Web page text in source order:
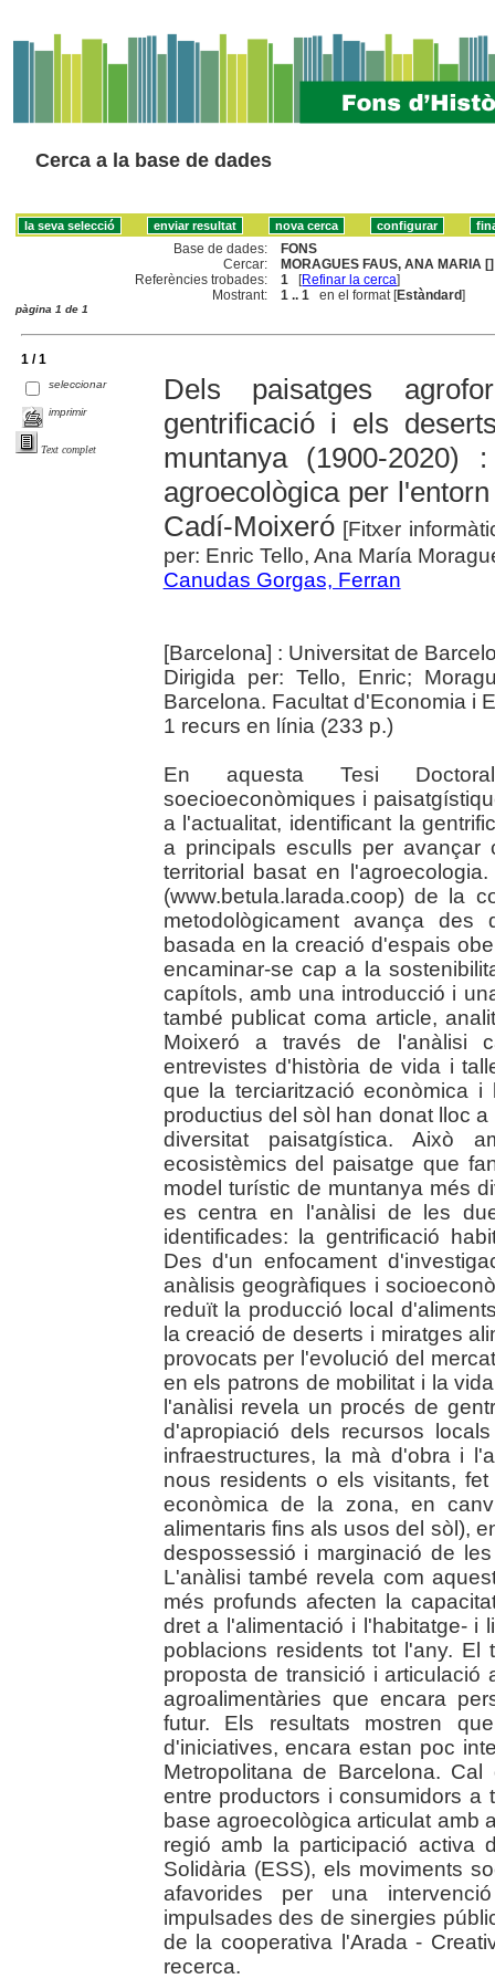
Cerca a la base de dades
Base de dades:
FONS
Cercar:
MORAGUES FAUS, ANA MARIA []
Referències trobades:
1 [Refinar la cerca]
Mostrant:
1 .. 1 en el format [Estàndard]
pàgina 1 de 1
1 / 1
seleccionar
imprimir
Text complet
Dels paisatges
gentrificació i els
muntanya (1900-2020)
agroecològica per
Cadí-Moixeró[Fitxer
per: Enric Tello, Ana María
Canudas Gorgas, Ferran
[Barcelona] : Universitat de
Dirigida per: Tello, Enric;
Barcelona. Facultat d'Economia i
1 recurs en línia (233 p.)
En aquesta Tesi
soecioeconòmiques i
a l'actualitat, identificant la
a principals esculls per
territorial basat en
(www.betula.larada.coop) de la
metodològicament avança
basada en la creació d'espais
encaminar-se cap a la
capítols, amb una introducció i
també publicat coma article,
Moixeró a través de l'anàlisi
entrevistes d'història de vida i
que la terciarització econòmica
productius del sòl han donat lloc
diversitat paisatgística. Això
ecosistèmics del paisatge que
model turístic de muntanya més
es centra en l'anàlisi de les
identificades: la gentrificació
Des d'un enfocament
anàlisis geogràfiques i
reduït la producció local
la creació de deserts i miratges
provocats per l'evolució del
en els patrons de mobilitat i la
l'anàlisi revela un procés de
d'apropiació dels recursos
infraestructures, la mà d'obra i
nous residents o els visitants,
econòmica de la zona, en
alimentaris fins als usos del sòl),
despossessió i marginació de
L'anàlisi també revela com
més profunds afecten la
dret a l'alimentació i l'habitatge- i
poblacions residents tot l'any.
proposta de transició i articulació
agroalimentàries que encara
futur. Els resultats mostren
d'iniciatives, encara estan poc
Metropolitana de Barcelona.
entre productors i consumidors a
base agroecològica articulat amb
regió amb la participació activa
Solidària (ESS), els moviments
afavorides per una
impulsades des de sinergies
de la cooperativa l'Arada -
recerca.